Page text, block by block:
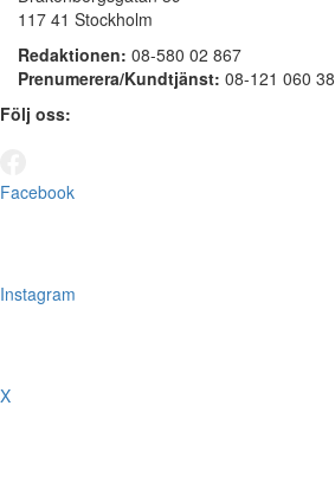
117 41 Stockholm
Redaktionen: 08-580 02 867
Prenumerera/Kundtjänst: 08-121 060 38
Följ oss:
Facebook
Instagram
X